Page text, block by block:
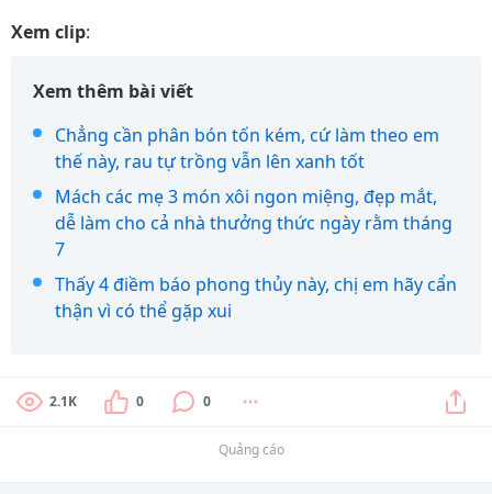
Xem clip:
Xem thêm bài viết
Chẳng cần phân bón tốn kém, cứ làm theo em
thế này, rau tự trồng vẫn lên xanh tốt
Mách các mẹ 3 món xôi ngon miệng, đẹp mắt,
dễ làm cho cả nhà thưởng thức ngày rằm tháng
7
Thấy 4 điềm báo phong thủy này, chị em hãy cẩn
thận vì có thể gặp xui
2.1K 0 0
Quảng cáo